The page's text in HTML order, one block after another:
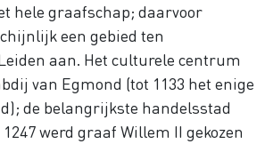
hele graafschap; daarvoor
een gebied ten
aan. Het culturele centrum
van Egmond (tot 1133 het enige
de belangrijkste handelsstad
werd graaf Willem II gekozen